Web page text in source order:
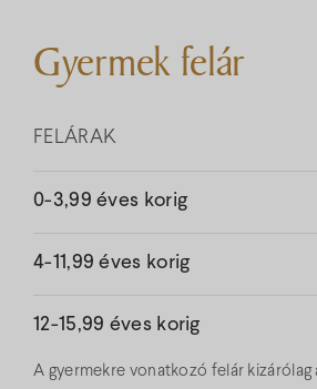
Gyermek felár
FELÁRAK
0-3,99 éves korig
4-11,99 éves korig
12-15,99 éves korig
A gyermekre vonatkozó felár